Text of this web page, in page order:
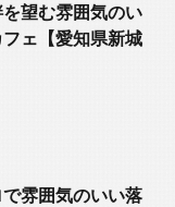
を望む雰囲気のい
ェ【愛知県新城
で雰囲気のいい落